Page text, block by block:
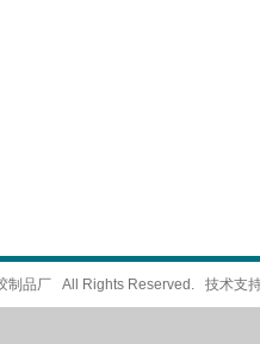
制品厂 All Rights Reserved. 技术支